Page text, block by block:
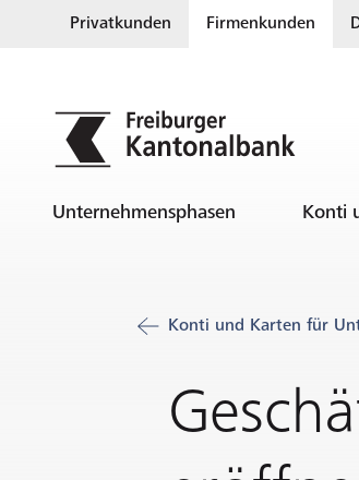
Privatkunden Firmenkunden
Unternehmensphasen Konti
Konti und Karten für